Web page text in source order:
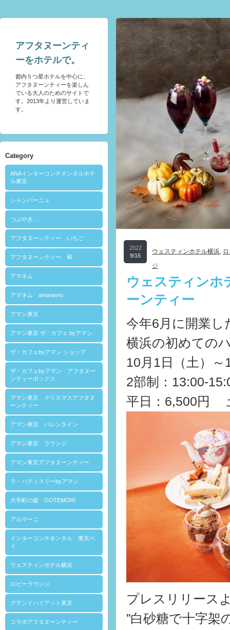
アフタヌーンティ
ーをホテルで。
都内５つ星ホテルを中心に、
アフタヌーンティーを楽しん
でいる大人のためのサイトで
す。2013年より運営していま
す。
Category
ANAインターコンチネンタルホテ
ル東京
シャンパーニュ
つぶやき……
アフタヌーンティー いちご
アフタヌーンティー 和
アマネム
アマネム amanemu
アマン東京
アマン東京 ザ · カフェ byアマン
ザ・カフェbyアマン ショップ
ザ・カフェbyアマン アフタヌー
ンティーボックス
アマン東京 クリスマスアフタヌ
ーンティー
アマン東京 バレンタイン
アマン東京 ラウンジ
アマン東京アフタヌーンティー
ラ・パティスリーbyアマン
大手町の森 OOTEMORI
アルマーニ
インターコンチネンタル 東京ベ
イ
ウェスティンホテル横浜
ロビーラウンジ
グランドハイアット東京
コラボアフタヌーンティー
2022
9/16
ウェスティンホテル横浜
ジ
ウェスティン
ーンティー
今年6月に開業
横浜の初めての
10月1日（土）～
2部制：13:00-
平日：6,500円
プレスリリース
”白砂糖で十字架